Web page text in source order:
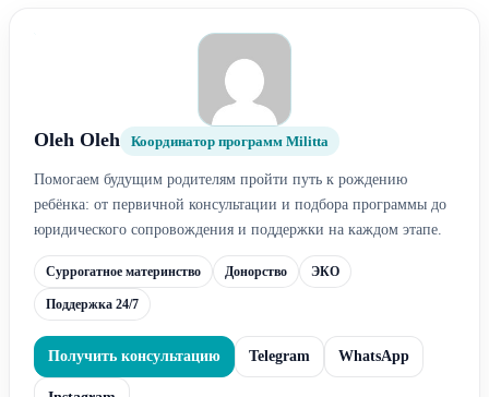
Oleh Oleh Координатор программ Militta
Помогаем будущим родителям пройти путь к рождению
ребёнка: от первичной консультации и подбора программы до
юридического сопровождения и поддержки на каждом этапе.
Суррогатное материнство Донорство ЭКО
Поддержка 24/7
Получить консультацию Telegram WhatsApp